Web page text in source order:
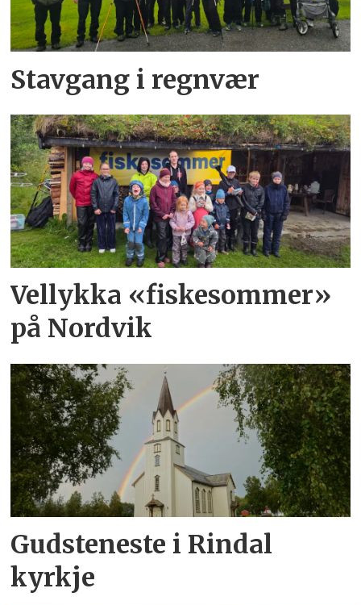
Stavgang i regnvær
Vellykka «fiskesommer»
på Nordvik
Gudsteneste i Rindal
kyrkje